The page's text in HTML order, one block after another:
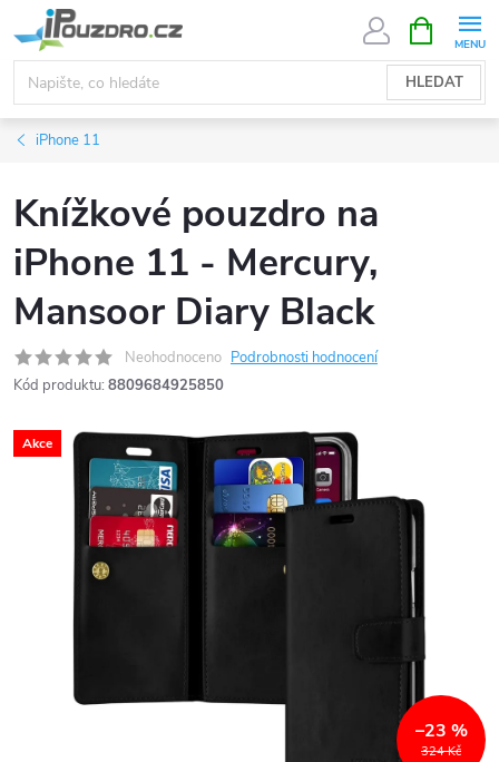
na
obsah
HLEDAT
NÁKUPNÍ
KOŠÍK
iPhone 11
Knížkové pouzdro na
iPhone 11 - Mercury,
Mansoor Diary Black
Neohodnoceno Podrobnosti hodnocení
Kód produktu: 8809684925850
Akce
324 Kč
–23 %